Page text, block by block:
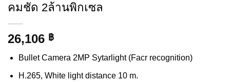
คมชัด 2ล้านพิกเซล
26,106 ฿
Bullet Camera 2MP Sytarlight (Facr recognition)
H.265, White light distance 10 m.